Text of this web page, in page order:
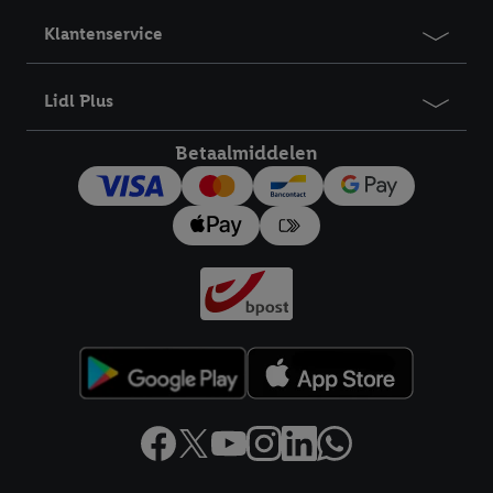
Klantenservice
Lidl Plus
Betaalmiddelen